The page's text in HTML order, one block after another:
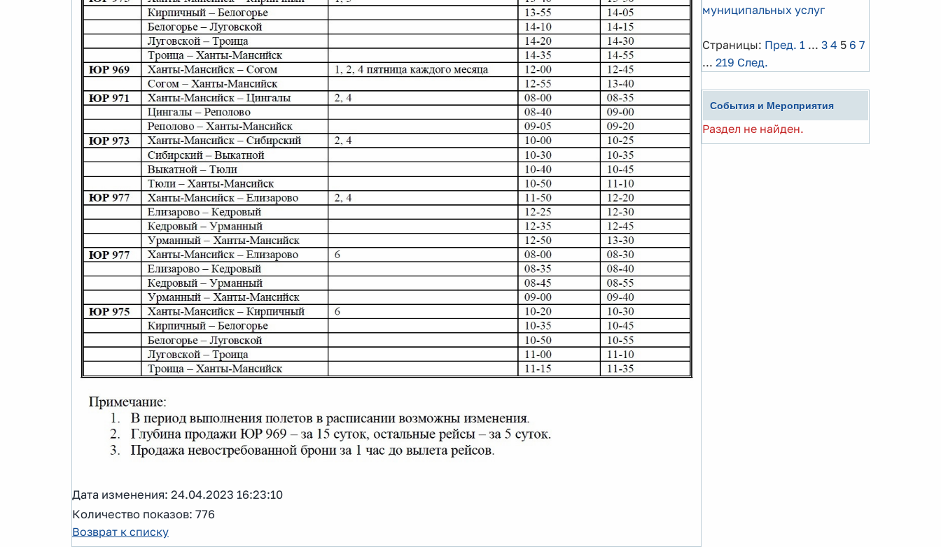
Дата изменения: 24.04.2023 16:23:10
Количество показов: 776
Возврат к списку
муниципальных услуг
Страницы: Пред. 1 ... 3 4 5 6 7
... 219 След.
События и Мероприятия
Раздел не найден.